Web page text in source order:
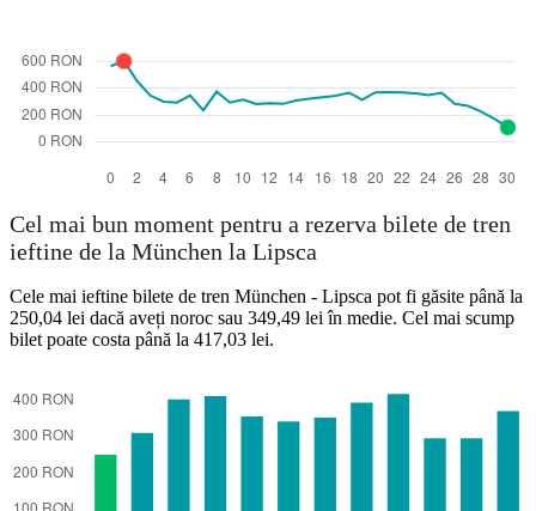
Cel mai bun moment pentru a rezerva bilete de tren
ieftine de la München la Lipsca
Cele mai ieftine bilete de tren München - Lipsca pot fi găsite până la
250,04 lei dacă aveți noroc sau 349,49 lei în medie. Cel mai scump
bilet poate costa până la 417,03 lei.